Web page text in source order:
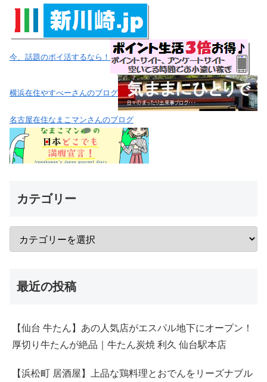
今、話題のポイ活するなら！
横浜在住やすべーさんのブログ
名古屋在住なまこマンさんのブログ
カテゴリー
最近の投稿
【仙台 牛たん】あの人気店がエスパル地下にオープン！
厚切り牛たんが絶品｜牛たん炭焼 利久 仙台駅本店
【浜松町 居酒屋】上品な鶏料理とおでんをリーズナブル